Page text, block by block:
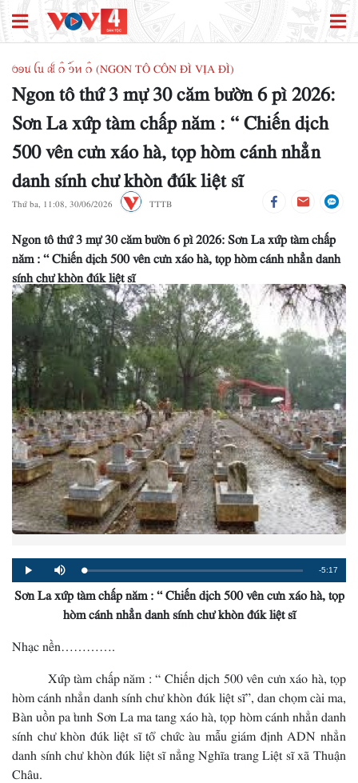
ꪉꪮꪙ ꪶꪕ ꫛ ꪒꪲ ꪫꪸꪀ ꪒꪲ (NGON TÔ CÔN ĐÌ VỊA ĐÌ)
Ngon tô thứ 3 mự 30 căm bườn 6 pì 2026:
Sơn La xứp tàm chấp năm : “ Chiến dịch
500 vên cưn xáo hà, tọp hòm cánh nhẳn
danh sính chư khòn đúk liệt sĩ
Thứ ba, 11:08, 30/06/2026 TTTB
Ngon tô thứ 3 mự 30 căm bườn 6 pì 2026: Sơn La xứp tàm chấp
năm : “ Chiến dịch 500 vên cưn xáo hà, tọp hòm cánh nhẳn danh
sính chư khòn đúk liệt sĩ
Play Mute Loaded:
0%
Progress:
0%
Remaining
Time
-5:17
Sơn La xứp tàm chấp năm : “ Chiến dịch 500 vên cưn xáo hà, tọp
hòm cánh nhẳn danh sính chư khòn đúk liệt sĩ
Nhạc nền………….
Xứp tàm chấp năm : “ Chiến dịch 500 vên cưn xáo hà, tọp
hòm cánh nhẳn danh sính chư khòn đúk liệt sĩ”, dan chọm cài ma,
Bàn uồn pa tỉnh Sơn La ma tang xáo hà, tọp hòm cánh nhẳn danh
sính chư khòn đúk liệt sĩ tổ chức àu mẫu giám định ADN nhẳn
danh sính chư khòn đúk liệt sĩ nẳng Nghĩa trang Liệt sĩ xã Thuận
Châu.